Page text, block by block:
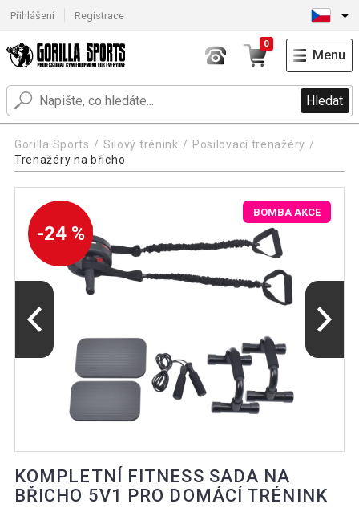
Přihlášení Registrace
Hledat
0
Menu
Gorilla Sports Silový trénink
Posilovací trenažéry
Trenažéry na břicho
-24 %
BOMBA AKCE
KOMPLETNÍ FITNESS SADA NA
BŘICHO 5V1 PRO DOMÁCÍ TRÉNINK